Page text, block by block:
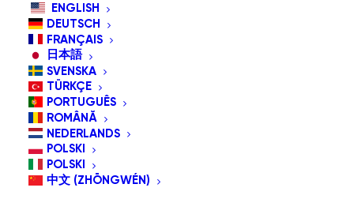
ENGLISH
DEUTSCH
FRANÇAIS
日本語
SVENSKA
TÜRKÇE
PORTUGUÊS
ROMÂNĂ
NEDERLANDS
POLSKI
POLSKI
中文 (ZHŌNGWÉN)
GLASSOUSE PRO